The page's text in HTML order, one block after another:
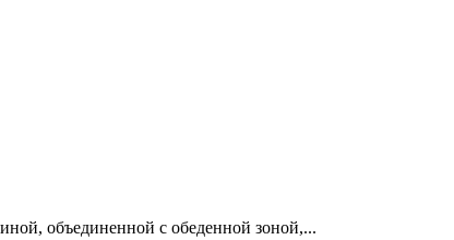
объединенной с обеденной зоной,...